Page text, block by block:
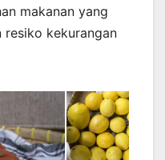
makanan yang
resiko kekurangan